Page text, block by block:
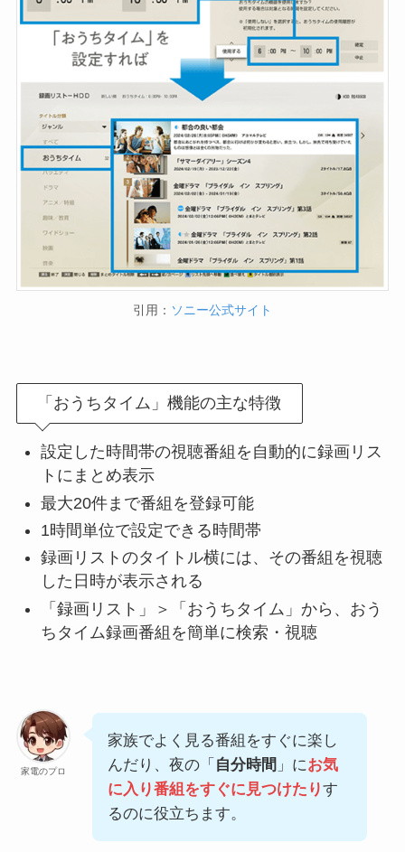
引用： ソニー公式サイト
「おうちタイム」機能の主な特徴
設定した時間帯の視聴番組を自動的に録画リス
トにまとめ表示
最大20件まで番組を登録可能
1時間単位で設定できる時間帯
録画リストのタイトル横には、その番組を視聴
した日時が表示される
「録画リスト」＞「おうちタイム」から、おう
ちタイム録画番組を簡単に検索・視聴
家電のプロ
家族でよく見る番組をすぐに楽し
んだり、夜の「 自分時間 」にお気
に入り番組をすぐに見つけたりす
るのに役立ちます。